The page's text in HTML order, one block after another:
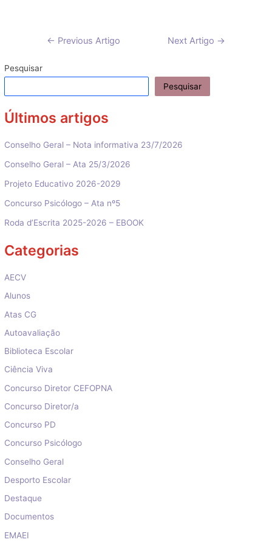
Navegação
artigos
← Previous Artigo Next Artigo →
Pesquisar
Pesquisar
Últimos artigos
Conselho Geral – Nota informativa 23/7/2026
Conselho Geral – Ata 25/3/2026
Projeto Educativo 2026-2029
Concurso Psicólogo – Ata nº5
Roda d’Escrita 2025-2026 – EBOOK
Categorias
AECV
Alunos
Atas CG
Autoavaliação
Biblioteca Escolar
Ciência Viva
Concurso Diretor CEFOPNA
Concurso Diretor/a
Concurso PD
Concurso Psicólogo
Conselho Geral
Desporto Escolar
Destaque
Documentos
EMAEI